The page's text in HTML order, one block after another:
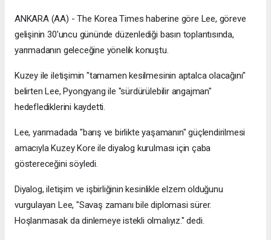
ANKARA (AA) - The Korea Times haberine göre Lee, göreve
gelişinin 30'uncu gününde düzenlediği basın toplantısında,
yarımadanın geleceğine yönelik konuştu.
Kuzey ile iletişimin "tamamen kesilmesinin aptalca olacağını"
belirten Lee, Pyongyang ile "sürdürülebilir angajman"
hedeflediklerini kaydetti.
Lee, yarımadada "barış ve birlikte yaşamanın" güçlendirilmesi
amacıyla Kuzey Kore ile diyalog kurulması için çaba
göstereceğini söyledi.
Diyalog, iletişim ve işbirliğinin kesinlikle elzem olduğunu
vurgulayan Lee, "Savaş zamanı bile diplomasi sürer.
Hoşlanmasak da dinlemeye istekli olmalıyız." dedi.